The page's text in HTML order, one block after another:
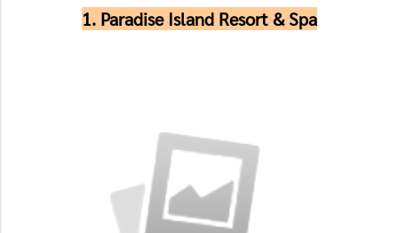
1. Paradise Island Resort & Spa